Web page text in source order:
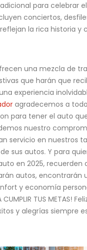
para celebrar
conciertos,
la rica historia y
una mezcla de
que harán que
experiencia
agradecemos a
para tener el auto
nuestro
servicio en nuestros
sus autos. Y para
en 2025, recuerden
autos, encontrarán
y economía
CUMPLIR TUS METAS!
y alegrías siempre